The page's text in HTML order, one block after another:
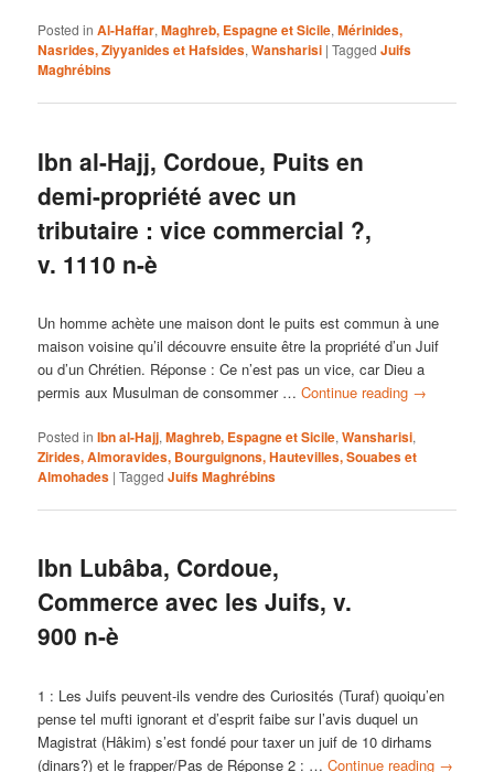
Posted in Al-Haffar,Maghreb, Espagne et Sicile,Mérinides,
Nasrides, Ziyyanides et Hafsides,Wansharisi |Tagged Juifs
Maghrébins
Ibn al-Hajj, Cordoue, Puits en
demi-propriété avec un
tributaire : vice commercial ?,
v. 1110 n-è
Un homme achète une maison dont le puits est commun à une
maison voisine qu’il découvre ensuite être la propriété d’un Juif
ou d’un Chrétien. Réponse : Ce n’est pas un vice, car Dieu a
permis aux Musulman de consommer …Continue reading →
Posted in Ibn al-Hajj,Maghreb, Espagne et Sicile,Wansharisi,
Zirides, Almoravides, Bourguignons, Hautevilles, Souabes et
Almohades |Tagged Juifs Maghrébins
Ibn Lubâba, Cordoue,
Commerce avec les Juifs, v.
900 n-è
1 : Les Juifs peuvent-ils vendre des Curiosités (Turaf) quoiqu’en
pense tel mufti ignorant et d’esprit faibe sur l’avis duquel un
Magistrat (Hâkim) s’est fondé pour taxer un juif de 10 dirhams
(dinars?) et le frapper/Pas de Réponse 2 : …Continue reading →